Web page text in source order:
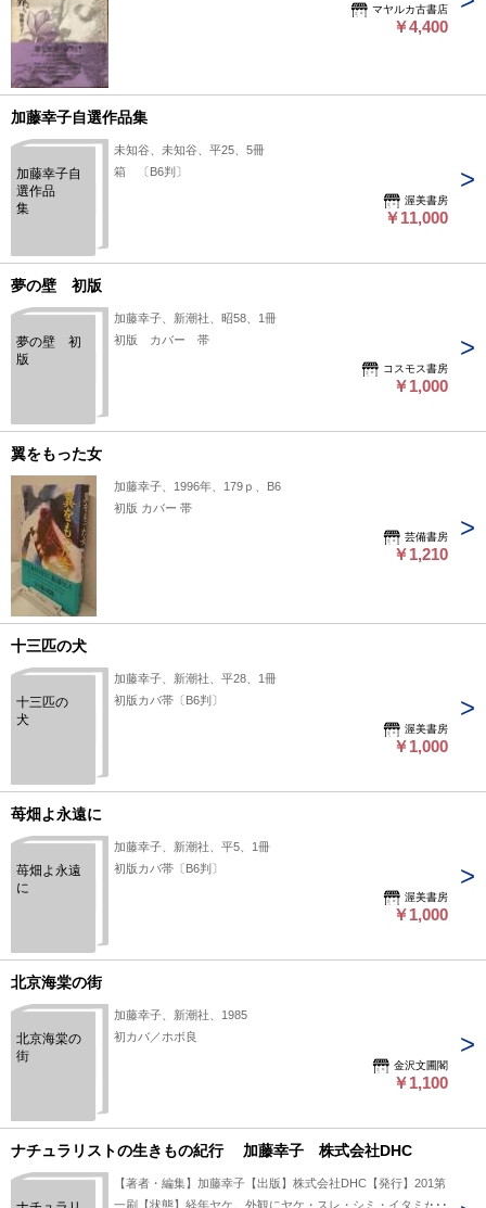
マヤルカ古書店
￥4,400
加藤幸子自選作品集
加藤幸子自
選作品
集
未知谷、未知谷、平25、5冊
箱 〔B6判〕
渥美書房
￥11,000
夢の壁 初版
夢の壁 初
版
加藤幸子、新潮社、昭58、1冊
初版 カバー 帯
コスモス書房
￥1,000
翼をもった女
加藤幸子、1996年、179ｐ、B6
初版 カバー 帯
芸備書房
￥1,210
十三匹の犬
十三匹の
犬
加藤幸子、新潮社、平28、1冊
初版カバ帯〔B6判〕
渥美書房
￥1,000
苺畑よ永遠に
苺畑よ永遠
に
加藤幸子、新潮社、平5、1冊
初版カバ帯〔B6判〕
渥美書房
￥1,000
北京海棠の街
北京海棠の
街
加藤幸子、新潮社、1985
初カバ／ホボ良
金沢文圃閣
￥1,100
ナチュラリストの生きもの紀行 加藤幸子 株式会社DHC
【著者・編集】加藤幸子【出版】株式会社DHC【発行】201第
一刷【状態】経年ヤケ。外観にヤケ・スレ・シミ・イタミが見